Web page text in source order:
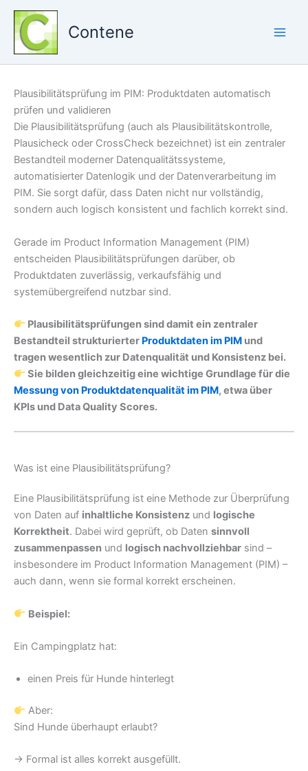
Zum
Inhalt
springen
Contene
Plausibilitätsprüfung im PIM: Produktdaten automatisch
prüfen und validieren
Die Plausibilitätsprüfung (auch als Plausibilitätskontrolle,
Plausicheck oder CrossCheck bezeichnet) ist ein zentraler
Bestandteil moderner Datenqualitätssysteme,
automatisierter Datenlogik und der Datenverarbeitung im
PIM. Sie sorgt dafür, dass Daten nicht nur vollständig,
sondern auch logisch konsistent und fachlich korrekt sind.
Gerade im Product Information Management (PIM)
entscheiden Plausibilitätsprüfungen darüber, ob
Produktdaten zuverlässig, verkaufsfähig und
systemübergreifend nutzbar sind.
Plausibilitätsprüfungen sind damit ein zentraler
Bestandteil strukturierter Produktdaten im PIM und
tragen wesentlich zur Datenqualität und Konsistenz bei.
Sie bilden gleichzeitig eine wichtige Grundlage für die
Messung von Produktdatenqualität im PIM, etwa über
KPIs und Data Quality Scores.
Was ist eine Plausibilitätsprüfung?
Eine Plausibilitätsprüfung ist eine Methode zur Überprüfung
von Daten auf inhaltliche Konsistenz und logische
Korrektheit. Dabei wird geprüft, ob Daten sinnvoll
zusammenpassen und logisch nachvollziehbar sind –
insbesondere im Product Information Management (PIM) –
auch dann, wenn sie formal korrekt erscheinen.
Beispiel:
Ein Campingplatz hat:
einen Preis für Hunde hinterlegt
Aber:
Sind Hunde überhaupt erlaubt?
→ Formal ist alles korrekt ausgefüllt.